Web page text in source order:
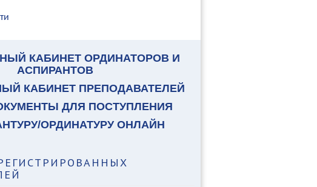
КАБИНЕТ ОРДИНАТОРОВ И
АСПИРАНТОВ
КАБИНЕТ ПРЕПОДАВАТЕЛЕЙ
ДЛЯ ПОСТУПЛЕНИЯ
ОРДИНАТУРУ ОНЛАЙН